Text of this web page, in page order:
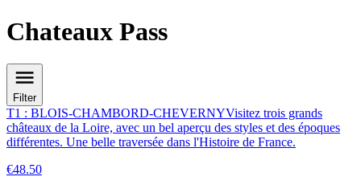
Chateaux Pass
Filter
T1 : BLOIS-CHAMBORD-CHEVERNYVisitez trois grands
châteaux de la Loire, avec un bel aperçu des styles et des époques
différentes. Une belle traversée dans l'Histoire de France.
€48.50